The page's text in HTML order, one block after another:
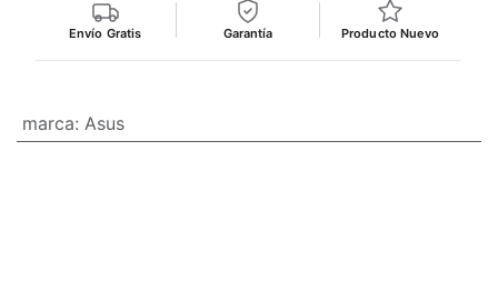
Envío Gratis Garantía Producto Nuevo
marca: Asus